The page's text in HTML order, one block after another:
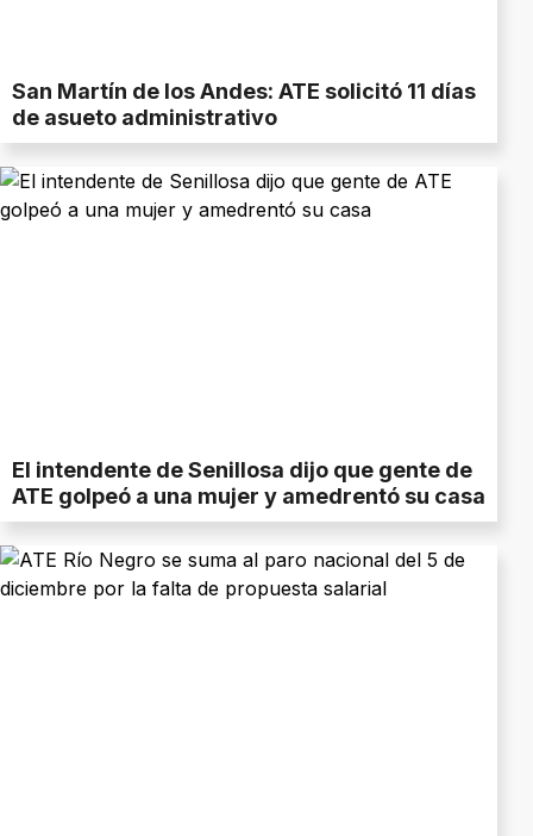
San Martín de los Andes: ATE solicitó 11 días
de asueto administrativo
El intendente de Senillosa dijo que gente de
ATE golpeó a una mujer y amedrentó su casa